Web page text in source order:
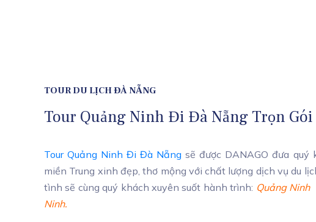
TOUR DU LỊCH ĐÀ NẴNG
Tour Quảng Ninh Đi Đà Nẵng Trọn Gói
Tour Quảng Ninh Đi Đà Nẵng sẽ được DANAGO đưa
miền Trung xinh đẹp, thơ mộng với chất lượng dịch vụ du
tình sẽ cùng quý khách xuyên suốt hành trình: Quảng Ninh-
Ninh.